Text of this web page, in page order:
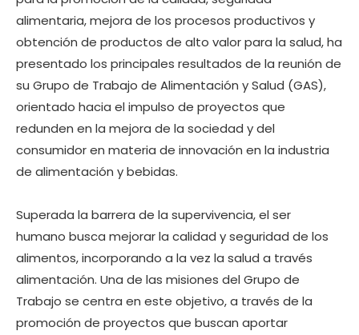
alimentaria, mejora de los procesos productivos y
obtención de productos de alto valor para la salud, ha
presentado los principales resultados de la reunión de
su Grupo de Trabajo de Alimentación y Salud (GAS),
orientado hacia el impulso de proyectos que
redunden en la mejora de la sociedad y del
consumidor en materia de innovación en la industria
de alimentación y bebidas.
Superada la barrera de la supervivencia, el ser
humano busca mejorar la calidad y seguridad de los
alimentos, incorporando a la vez la salud a través
alimentación. Una de las misiones del Grupo de
Trabajo se centra en este objetivo, a través de la
promoción de proyectos que buscan aportar